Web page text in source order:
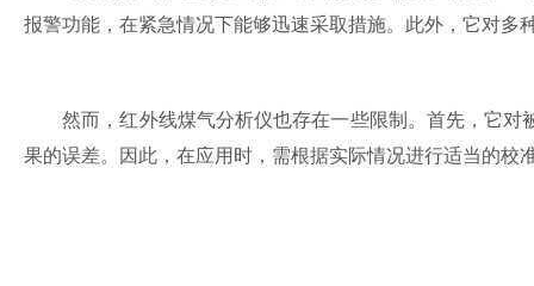
报警功能，在紧急情况下能够迅速采取措施。此外，它对
然而，红外线煤气分析仪也存在一些限制。首先，它对
果的误差。因此，在应用时，需根据实际情况进行适当的校